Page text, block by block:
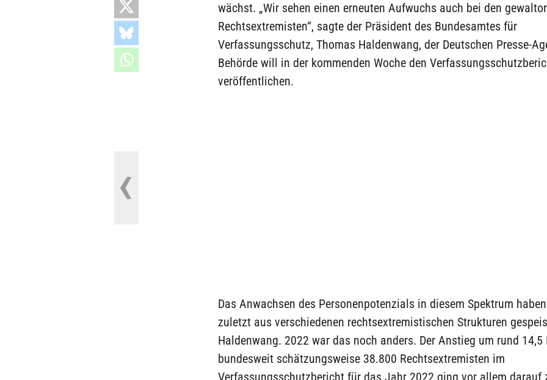
wächst. „Wir sehen einen erneuten Aufwuchs auch bei den
Rechtsextremisten“, sagte der Präsident des Bundesamtes für
Verfassungsschutz, Thomas Haldenwang, der Deutschen Presse-
Behörde will in der kommenden Woche den
veröffentlichen.
Das Anwachsen des Personenpotenzials in diesem Spektrum
zuletzt aus verschiedenen rechtsextremistischen Strukturen
Haldenwang. 2022 war das noch anders. Der Anstieg um rund
bundesweit schätzungsweise 38.800 Rechtsextremisten im
Verfassungsschutzbericht für das Jahr 2022 ging vor allem darauf